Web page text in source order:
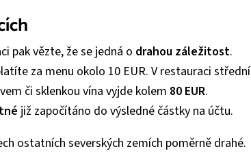
pak vězte, že se jedná o drahou záležitost.
za menu okolo 10 EUR. V restauraci střední
či sklenkou vína vyjde kolem 80 EUR.
již započítáno do výsledné částky na účtu.
ostatních severských zemích poměrně drahé.